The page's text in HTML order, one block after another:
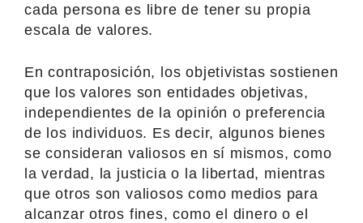
cada persona es libre de tener su propia
escala de valores.
En contraposición, los objetivistas sostienen
que los valores son entidades objetivas,
independientes de la opinión o preferencia
de los individuos. Es decir, algunos bienes
se consideran valiosos en sí mismos, como
la verdad, la justicia o la libertad, mientras
que otros son valiosos como medios para
alcanzar otros fines, como el dinero o el